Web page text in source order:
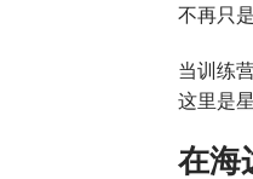
不再只
当训练
这里是
在海